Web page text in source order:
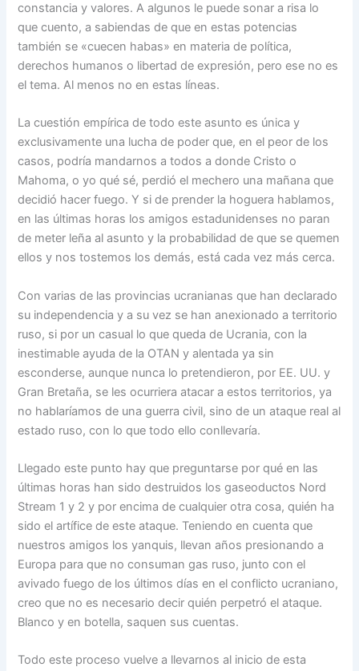
constancia y valores. A algunos le puede sonar a risa lo
que cuento, a sabiendas de que en estas potencias
también se «cuecen habas» en materia de política,
derechos humanos o libertad de expresión, pero ese no es
el tema. Al menos no en estas líneas.
La cuestión empírica de todo este asunto es única y
exclusivamente una lucha de poder que, en el peor de los
casos, podría mandarnos a todos a donde Cristo o
Mahoma, o yo qué sé, perdió el mechero una mañana que
decidió hacer fuego. Y si de prender la hoguera hablamos,
en las últimas horas los amigos estadunidenses no paran
de meter leña al asunto y la probabilidad de que se quemen
ellos y nos tostemos los demás, está cada vez más cerca.
Con varias de las provincias ucranianas que han declarado
su independencia y a su vez se han anexionado a territorio
ruso, si por un casual lo que queda de Ucrania, con la
inestimable ayuda de la OTAN y alentada ya sin
esconderse, aunque nunca lo pretendieron, por EE. UU. y
Gran Bretaña, se les ocurriera atacar a estos territorios, ya
no hablaríamos de una guerra civil, sino de un ataque real al
estado ruso, con lo que todo ello conllevaría.
Llegado este punto hay que preguntarse por qué en las
últimas horas han sido destruidos los gaseoductos Nord
Stream 1 y 2 y por encima de cualquier otra cosa, quién ha
sido el artífice de este ataque. Teniendo en cuenta que
nuestros amigos los yanquis, llevan años presionando a
Europa para que no consuman gas ruso, junto con el
avivado fuego de los últimos días en el conflicto ucraniano,
creo que no es necesario decir quién perpetró el ataque.
Blanco y en botella, saquen sus cuentas.
Todo este proceso vuelve a llevarnos al inicio de esta